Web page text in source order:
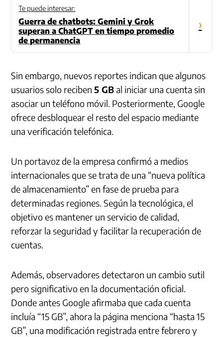
Te puede interesar:
Guerra de chatbots: Gemini y Grok
superan a ChatGPT en tiempo promedio
de permanencia
›
Sin embargo, nuevos reportes indican que algunos
usuarios solo reciben5 GBal iniciar una cuenta sin
asociar un teléfono móvil. Posteriormente, Google
ofrece desbloquear el resto del espacio mediante
una verificación telefónica.
Un portavoz de la empresa confirmó a medios
internacionales que se trata de una “nueva política
de almacenamiento” en fase de prueba para
determinadas regiones. Según la tecnológica, el
objetivo es mantener un servicio de calidad,
reforzar la seguridad y facilitar la recuperación de
cuentas.
Además, observadores detectaron un cambio sutil
pero significativo en la documentación oficial.
Donde antes Google afirmaba que cada cuenta
incluía “15 GB”, ahora la página menciona “hasta 15
GB”, una modificación registrada entre febrero y